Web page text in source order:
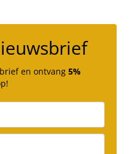
en ontvang 5%